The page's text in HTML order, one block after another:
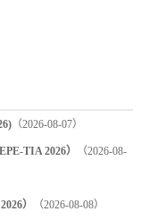
（2026-08-07）
TIA 2026） （2026-08-
） （2026-08-08）